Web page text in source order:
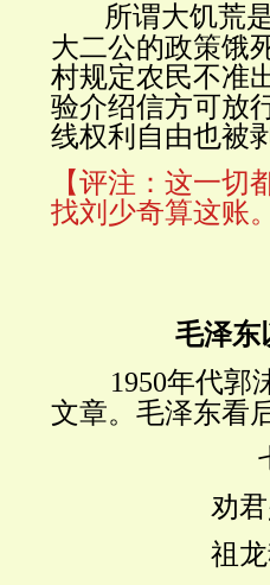
所谓大饥荒
大二公的政策饿
村规定农民不准
验介绍信方可放
线权利自由也被
【评注：这一
找刘少奇算这账
毛泽东
1950年代郭
文章。毛泽东看
劝
祖